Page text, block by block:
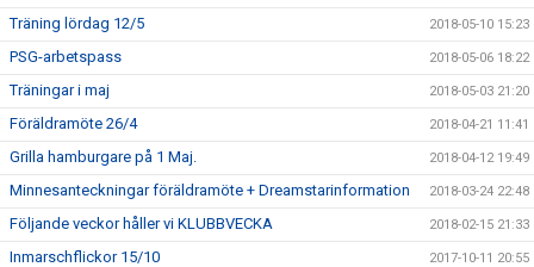
Träning lördag 12/5 2018-05-10 15:23
PSG-arbetspass 2018-05-06 18:22
Träningar i maj 2018-05-03 21:20
Föräldramöte 26/4 2018-04-21 11:41
Grilla hamburgare på 1 Maj. 2018-04-12 19:49
Minnesanteckningar föräldramöte + Dreamstarinformation 2018-03-24 22:48
Följande veckor håller vi KLUBBVECKA 2018-02-15 21:33
Inmarschflickor 15/10 2017-10-11 20:55